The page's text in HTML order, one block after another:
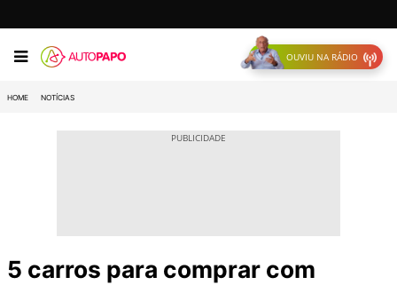
OUVIU NA RÁDIO
HOME NOTÍCIAS
5 carros para comprar com